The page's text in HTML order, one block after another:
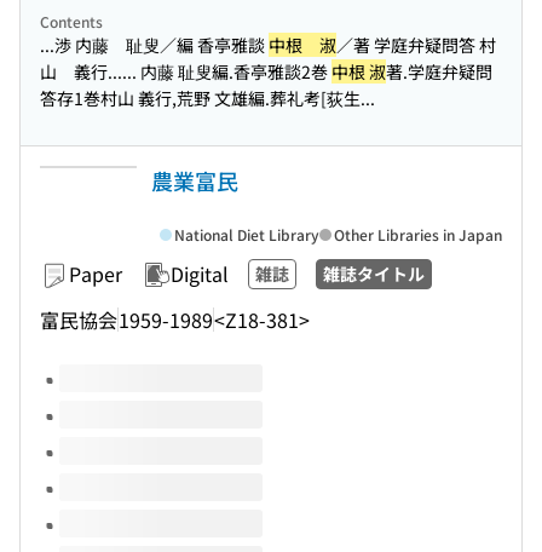
Contents
...渉 内藤 耻叟／編 香亭雅談 中根 淑／著 学庭弁疑問答 村
山 義行...... 内藤 耻叟編.香亭雅談2巻 中根 淑著.学庭弁疑問
答存1巻村山 義行,荒野 文雄編.葬礼考[荻生...
農業富民
Paper Digital 雑誌 雑誌タイトル
富民協会1959-1989<Z18-381>
National Diet Library Other Libraries in Japan
Volumes of this title